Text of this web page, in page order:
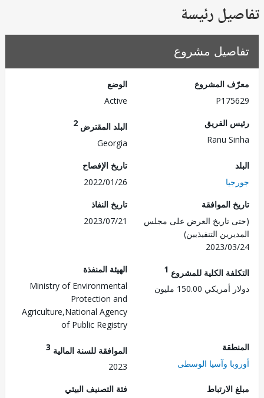
رئيسة
مشروع
المشروع
الفريق
Ranu
البلد المقترض
Georgia
تاريخ الإفصاح
2022/01/26
الموافقة
تاريخ العرض على مجلس
التنفيذيين)
2023/
تاريخ النفاذ
2023/07/21
الكلية للمشروع1
150.00 مليون
الهيئة المنفذة
Ministry of Environmental
Protection and
Agriculture,National Agency
of Public Registry
وآسيا الوسطى
الموافقة للسنة المالية3
فئة التصنيف البيئي